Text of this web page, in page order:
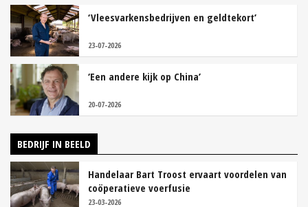
‘Vleesvarkensbedrijven en geldtekort’
23-07-2026
‘Een andere kijk op China’
20-07-2026
BEDRIJF IN BEELD
Handelaar Bart Troost ervaart voordelen van
coöperatieve voerfusie
23-03-2026